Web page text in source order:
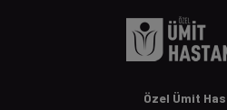
Özel Ümit